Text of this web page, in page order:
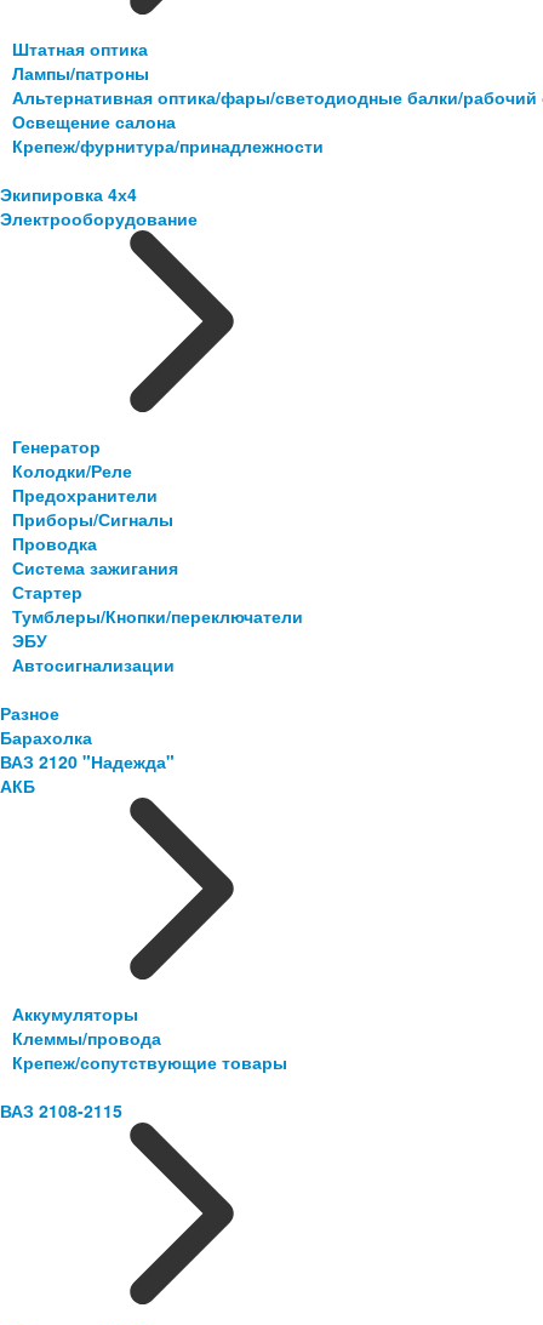
Штатная оптика
Лампы/патроны
Альтернативная оптика/фары/светодиодные балки/рабочий
Освещение салона
Крепеж/фурнитура/принадлежности
Экипировка 4х4
Электрооборудование
Генератор
Колодки/Реле
Предохранители
Приборы/Сигналы
Проводка
Система зажигания
Стартер
Тумблеры/Кнопки/переключатели
ЭБУ
Автосигнализации
Разное
Барахолка
ВАЗ 2120 "Надежда"
АКБ
Аккумуляторы
Клеммы/провода
Крепеж/сопутствующие товары
ВАЗ 2108-2115